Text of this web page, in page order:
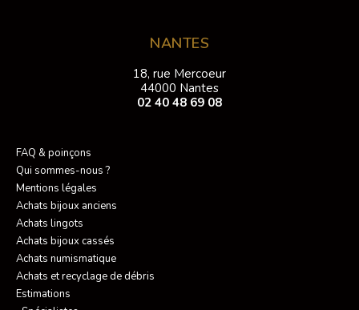
NANTES
18, rue Mercoeur
44000 Nantes
02 40 48 69 08
FAQ & poinçons
Qui sommes-nous ?
Mentions légales
Achats bijoux anciens
Achats lingots
Achats bijoux cassés
Achats numismatique
Achats et recyclage de débris
Estimations